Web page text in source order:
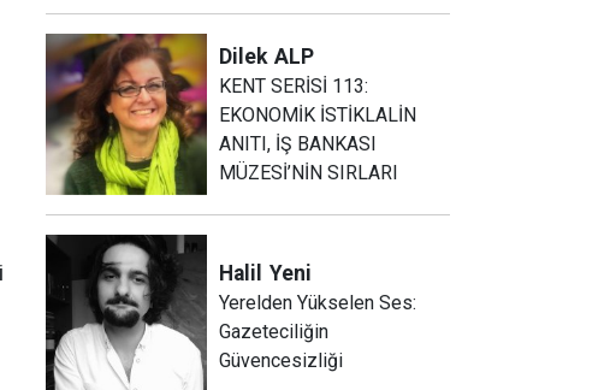
Dilek ALP
KENT SERİSİ 113:
EKONOMİK İSTİKLALİN
ANITI, İŞ BANKASI
MÜZESİ’NİN SIRLARI
Halil Yeni
Yerelden Yükselen Ses:
Gazeteciliğin
Güvencesizliği